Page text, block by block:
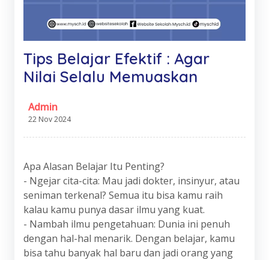
Tips Belajar Efektif : Agar
Nilai Selalu Memuaskan
Admin
22 Nov 2024
Apa Alasan Belajar Itu Penting?
- Ngejar cita-cita: Mau jadi dokter, insinyur, atau
seniman terkenal? Semua itu bisa kamu raih
kalau kamu punya dasar ilmu yang kuat.
- Nambah ilmu pengetahuan: Dunia ini penuh
dengan hal-hal menarik. Dengan belajar, kamu
bisa tahu banyak hal baru dan jadi orang yang